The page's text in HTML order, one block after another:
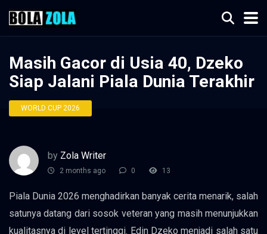
Masih Gacor di Usia 40, Dzeko
Siap Jalani Piala Dunia Terakhir
WORLD CUP 2026
by Zola Writer
2 months ago 0 13
Piala Dunia 2026 menghadirkan banyak cerita menarik, salah
satunya datang dari sosok veteran yang masih menunjukkan
kualitasnya di level tertinggi. Edin Dzeko menjadi salah satu